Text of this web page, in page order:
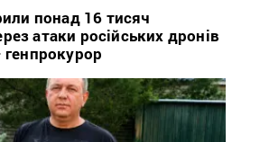
понад 16 тисяч
атаки російських дронів